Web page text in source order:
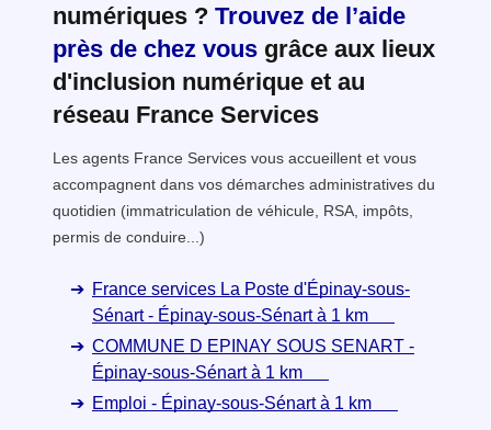
numériques ? Trouvez de l’aide
près de chez vous grâce aux lieux
d'inclusion numérique et au
réseau France Services
Les agents France Services vous accueillent et vous
accompagnent dans vos démarches administratives du
quotidien (immatriculation de véhicule, RSA, impôts,
permis de conduire...)
France services La Poste d'Épinay-sous-
Sénart - Épinay-sous-Sénart à 1 km
COMMUNE D EPINAY SOUS SENART -
Épinay-sous-Sénart à 1 km
Emploi - Épinay-sous-Sénart à 1 km